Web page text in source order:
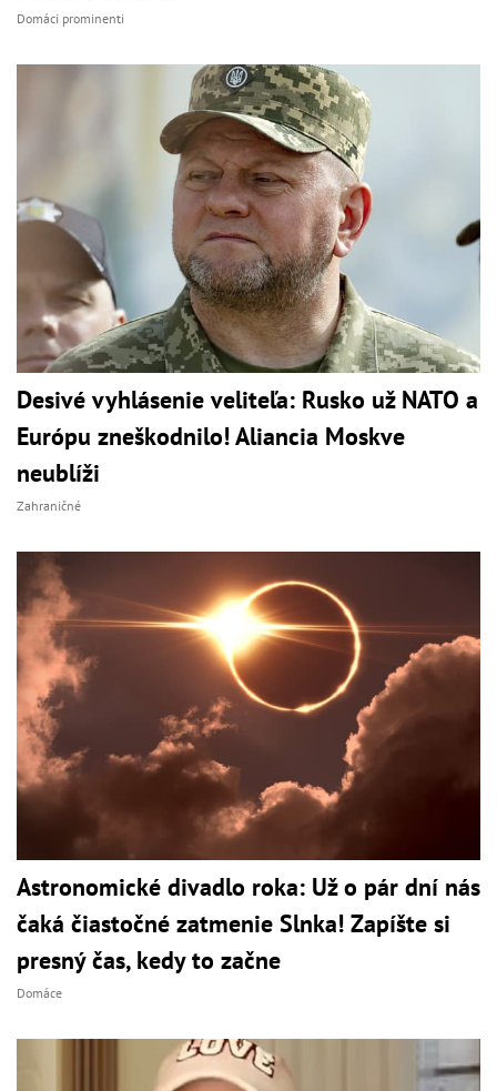
Domáci prominenti
Desivé vyhlásenie veliteľa: Rusko už NATO a
Európu zneškodnilo! Aliancia Moskve
neublíži
Zahraničné
Astronomické divadlo roka: Už o pár dní nás
čaká čiastočné zatmenie Slnka! Zapíšte si
presný čas, kedy to začne
Domáce